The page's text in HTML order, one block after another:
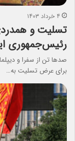
۴ خرداد ۱۴۰۳
تسلیت و
رئیس‌جمهوری
صدها تن از سفرا و
برای عرض تسلیت به…